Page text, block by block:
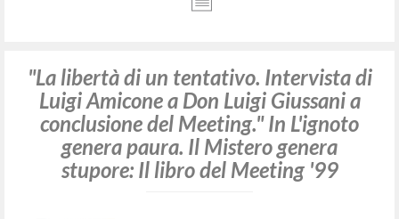
"La libertà di un tentativo. Intervista di
Luigi Amicone a Don Luigi Giussani a
conclusione del Meeting." In L'ignoto
genera paura. Il Mistero genera
stupore: Il libro del Meeting '99